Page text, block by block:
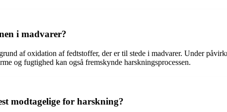
i madvarer?
af oxidation af fedtstoffer, der er til stede i madvarer. Under
og fugtighed kan også fremskynde harskningsprocessen.
modtagelige for harskning?